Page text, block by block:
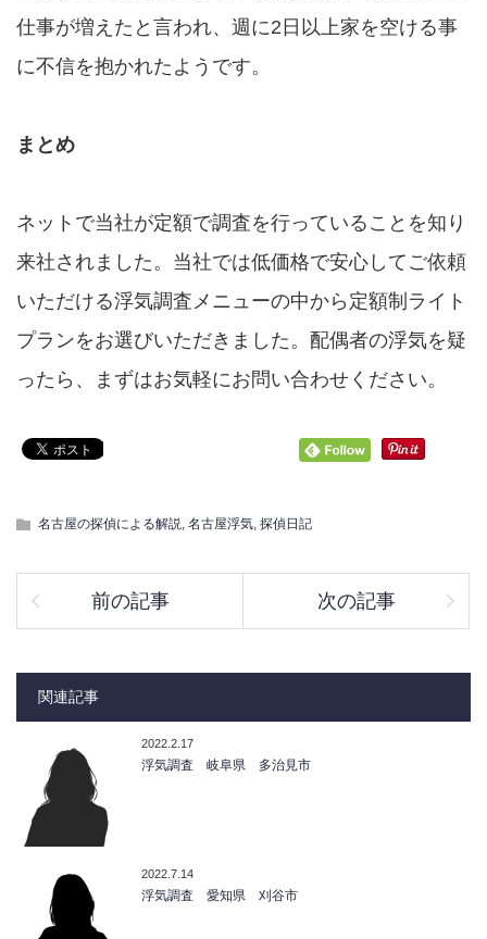
仕事が増えたと言われ、週に2日以上家を空ける事
に不信を抱かれたようです。
まとめ
ネットで当社が定額で調査を行っていることを知り
来社されました。当社では低価格で安心してご依頼
いただける浮気調査メニューの中から定額制ライト
プランをお選びいただきました。配偶者の浮気を疑
ったら、まずはお気軽にお問い合わせください。
名古屋の探偵による解説 名古屋浮気 探偵日記
前の記事 次の記事
関連記事
2022.2.17
浮気調査 岐阜県 多治見市
2022.7.14
浮気調査 愛知県 刈谷市